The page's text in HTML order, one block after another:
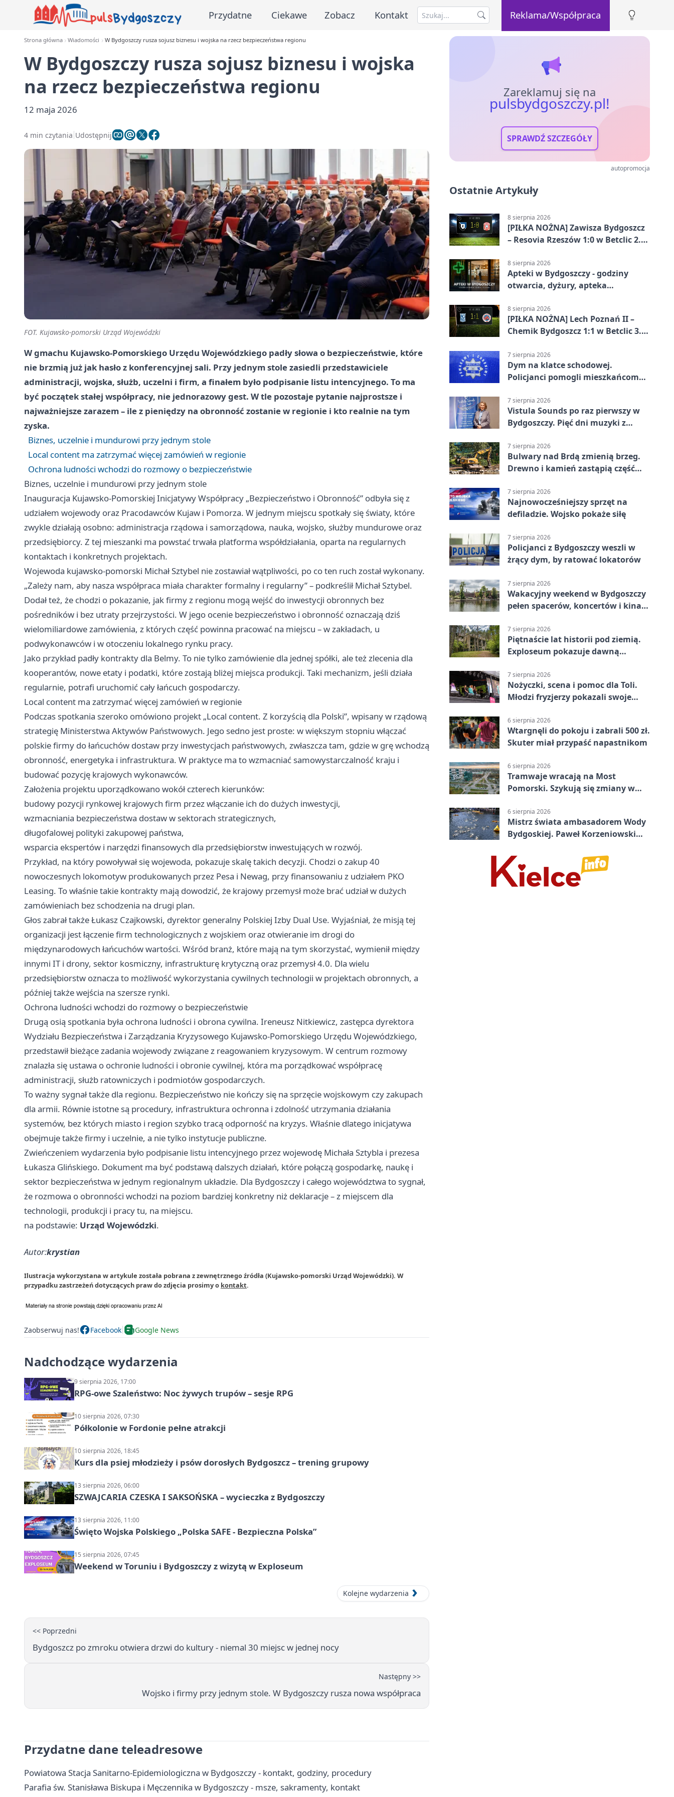
Przydatne Ciekawe Zobacz Kontakt Reklama/Współpraca
Strona główna Wiadomości W Bydgoszczy rusza sojusz biznesu i wojska na rzecz bezpieczeństwa regionu
W Bydgoszczy rusza sojusz biznesu i wojska
na rzecz bezpieczeństwa regionu
12 maja 2026
4 min czytania Udostępnij
FOT. Kujawsko-pomorski Urząd Wojewódzki
W gmachu Kujawsko-Pomorskiego Urzędu Wojewódzkiego padły słowa o bezpieczeństwie, które
nie brzmią już jak hasło z konferencyjnej sali. Przy jednym stole zasiedli przedstawiciele
administracji, wojska, służb, uczelni i firm, a finałem było podpisanie listu intencyjnego. To ma
być początek stałej współpracy, nie jednorazowy gest. W tle pozostaje pytanie najprostsze i
najważniejsze zarazem – ile z pieniędzy na obronność zostanie w regionie i kto realnie na tym
zyska.
Biznes, uczelnie i mundurowi przy jednym stole
Local content ma zatrzymać więcej zamówień w regionie
Ochrona ludności wchodzi do rozmowy o bezpieczeństwie
Biznes, uczelnie i mundurowi przy jednym stole
Inauguracja Kujawsko-Pomorskiej Inicjatywy Współpracy „Bezpieczeństwo i Obronność” odbyła się z
udziałem wojewody oraz Pracodawców Kujaw i Pomorza. W jednym miejscu spotkały się światy, które
zwykle działają osobno: administracja rządowa i samorządowa, nauka, wojsko, służby mundurowe oraz
przedsiębiorcy. Z tej mieszanki ma powstać trwała platforma współdziałania, oparta na regularnych
kontaktach i konkretnych projektach.
Wojewoda kujawsko-pomorski Michał Sztybel nie zostawiał wątpliwości, po co ten ruch został wykonany.
„Zależy nam, aby nasza współpraca miała charakter formalny i regularny” – podkreślił Michał Sztybel.
Dodał też, że chodzi o pokazanie, jak firmy z regionu mogą wejść do inwestycji obronnych bez
pośredników i bez utraty przejrzystości. W jego ocenie bezpieczeństwo i obronność oznaczają dziś
wielomiliardowe zamówienia, z których część powinna pracować na miejscu – w zakładach, u
podwykonawców i w otoczeniu lokalnego rynku pracy.
Jako przykład padły kontrakty dla Belmy. To nie tylko zamówienie dla jednej spółki, ale też zlecenia dla
kooperantów, nowe etaty i podatki, które zostają bliżej miejsca produkcji. Taki mechanizm, jeśli działa
regularnie, potrafi uruchomić cały łańcuch gospodarczy.
Local content ma zatrzymać więcej zamówień w regionie
Podczas spotkania szeroko omówiono projekt „Local content. Z korzyścią dla Polski”, wpisany w rządową
strategię Ministerstwa Aktywów Państwowych. Jego sedno jest proste: w większym stopniu włączać
polskie firmy do łańcuchów dostaw przy inwestycjach państwowych, zwłaszcza tam, gdzie w grę wchodzą
obronność, energetyka i infrastruktura. W praktyce ma to wzmacniać samowystarczalność kraju i
budować pozycję krajowych wykonawców.
Założenia projektu uporządkowano wokół czterech kierunków:
budowy pozycji rynkowej krajowych firm przez włączanie ich do dużych inwestycji,
wzmacniania bezpieczeństwa dostaw w sektorach strategicznych,
długofalowej polityki zakupowej państwa,
wsparcia ekspertów i narzędzi finansowych dla przedsiębiorstw inwestujących w rozwój.
Przykład, na który powoływał się wojewoda, pokazuje skalę takich decyzji. Chodzi o zakup 40
nowoczesnych lokomotyw produkowanych przez Pesa i Newag, przy finansowaniu z udziałem PKO
Leasing. To właśnie takie kontrakty mają dowodzić, że krajowy przemysł może brać udział w dużych
zamówieniach bez schodzenia na drugi plan.
Głos zabrał także Łukasz Czajkowski, dyrektor generalny Polskiej Izby Dual Use. Wyjaśniał, że misją tej
organizacji jest łączenie firm technologicznych z wojskiem oraz otwieranie im drogi do
międzynarodowych łańcuchów wartości. Wśród branż, które mają na tym skorzystać, wymienił między
innymi IT i drony, sektor kosmiczny, infrastrukturę krytyczną oraz przemysł 4.0. Dla wielu
przedsiębiorstw oznacza to możliwość wykorzystania cywilnych technologii w projektach obronnych, a
później także wejścia na szersze rynki.
Ochrona ludności wchodzi do rozmowy o bezpieczeństwie
Drugą osią spotkania była ochrona ludności i obrona cywilna. Ireneusz Nitkiewicz, zastępca dyrektora
Wydziału Bezpieczeństwa i Zarządzania Kryzysowego Kujawsko-Pomorskiego Urzędu Wojewódzkiego,
przedstawił bieżące zadania wojewody związane z reagowaniem kryzysowym. W centrum rozmowy
znalazła się ustawa o ochronie ludności i obronie cywilnej, która ma porządkować współpracę
administracji, służb ratowniczych i podmiotów gospodarczych.
To ważny sygnał także dla regionu. Bezpieczeństwo nie kończy się na sprzęcie wojskowym czy zakupach
dla armii. Równie istotne są procedury, infrastruktura ochronna i zdolność utrzymania działania
systemów, bez których miasto i region szybko tracą odporność na kryzys. Właśnie dlatego inicjatywa
obejmuje także firmy i uczelnie, a nie tylko instytucje publiczne.
Zwieńczeniem wydarzenia było podpisanie listu intencyjnego przez wojewodę Michała Sztybla i prezesa
Łukasza Glińskiego. Dokument ma być podstawą dalszych działań, które połączą gospodarkę, naukę i
sektor bezpieczeństwa w jednym regionalnym układzie. Dla Bydgoszczy i całego województwa to sygnał,
że rozmowa o obronności wchodzi na poziom bardziej konkretny niż deklaracje – z miejscem dla
technologii, produkcji i pracy tu, na miejscu.
na podstawie: Urząd Wojewódzki.
Autor:krystian
Ilustracja wykorzystana w artykule została pobrana z zewnętrznego źródła (Kujawsko-pomorski Urząd Wojewódzki). W
przypadku zastrzeżeń dotyczących praw do zdjęcia prosimy o kontakt.
Zaobserwuj nas! Facebook Google News
Nadchodzące wydarzenia
9 sierpnia 2026, 17:00
RPG-owe Szaleństwo: Noc żywych trupów – sesje RPG
10 sierpnia 2026, 07:30
Półkolonie w Fordonie pełne atrakcji
10 sierpnia 2026, 18:45
Kurs dla psiej młodzieży i psów dorosłych Bydgoszcz – trening grupowy
13 sierpnia 2026, 06:00
SZWAJCARIA CZESKA I SAKSOŃSKA – wycieczka z Bydgoszczy
13 sierpnia 2026, 11:00
Święto Wojska Polskiego „Polska SAFE - Bezpieczna Polska”
15 sierpnia 2026, 07:45
Weekend w Toruniu i Bydgoszczy z wizytą w Exploseum
Kolejne wydarzenia
<< Poprzedni
Bydgoszcz po zmroku otwiera drzwi do kultury - niemal 30 miejsc w jednej nocy
Następny >>
Wojsko i firmy przy jednym stole. W Bydgoszczy rusza nowa współpraca
Przydatne dane teleadresowe
Powiatowa Stacja Sanitarno-Epidemiologiczna w Bydgoszczy - kontakt, godziny, procedury
Parafia św. Stanisława Biskupa i Męczennika w Bydgoszczy - msze, sakramenty, kontakt
Zareklamuj się na
pulsbydgoszczy.pl!
SPRAWDŹ SZCZEGÓŁY
autopromocja
Ostatnie Artykuły
8 sierpnia 2026
[PIŁKA NOŻNA] Zawisza Bydgoszcz
– Resovia Rzeszów 1:0 w Betclic 2.
gospodarzy
8 sierpnia 2026
Apteki w Bydgoszczy - godziny
otwarcia, dyżury, apteka
8 sierpnia 2026
[PIŁKA NOŻNA] Lech Poznań II –
Chemik Bydgoszcz 1:1 w Betclic 3.
Bydgoszczanie wywieźli punkt z
Wronek
7 sierpnia 2026
Dym na klatce schodowej.
Policjanci pomogli mieszkańcom
7 sierpnia 2026
Vistula Sounds po raz pierwszy w
Bydgoszczy. Pięć dni muzyki z
7 sierpnia 2026
Bulwary nad Brdą zmienią brzeg.
Drewno i kamień zastąpią część
7 sierpnia 2026
Najnowocześniejszy sprzęt na
defiladzie. Wojsko pokaże siłę
7 sierpnia 2026
Policjanci z Bydgoszczy weszli w
żrący dym, by ratować lokatorów
7 sierpnia 2026
Wakacyjny weekend w Bydgoszczy
pełen spacerów, koncertów i kina
7 sierpnia 2026
Piętnaście lat historii pod ziemią.
Exploseum pokazuje dawną
7 sierpnia 2026
Nożyczki, scena i pomoc dla Toli.
Młodzi fryzjerzy pokazali swoje
6 sierpnia 2026
Wtargnęli do pokoju i zabrali 500 zł.
Skuter miał przypaść napastnikom
6 sierpnia 2026
Tramwaje wracają na Most
Pomorski. Szykują się zmiany w
6 sierpnia 2026
Mistrz świata ambasadorem Wody
Bydgoskiej. Paweł Korzeniowski